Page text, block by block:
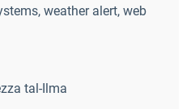
weather alert, web
tal-Ilma